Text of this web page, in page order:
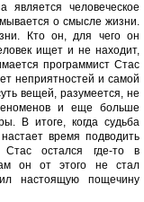
является человеческое
о смысле жизни.
Кто он, для чего он
ищет и не находит,
программист Стас
неприятностей и самой
вещей, разумеется, не
и еще больше
В итоге, когда судьба
время подводить
Стас остался где-то в
он от этого не стал
настоящую пощечину